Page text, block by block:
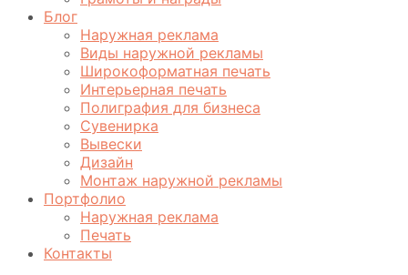
Блог
Наружная реклама
Виды наружной рекламы
Широкоформатная печать
Интерьерная печать
Полиграфия для бизнеса
Сувенирка
Вывески
Дизайн
Монтаж наружной рекламы
Портфолио
Наружная реклама
Печать
Контакты